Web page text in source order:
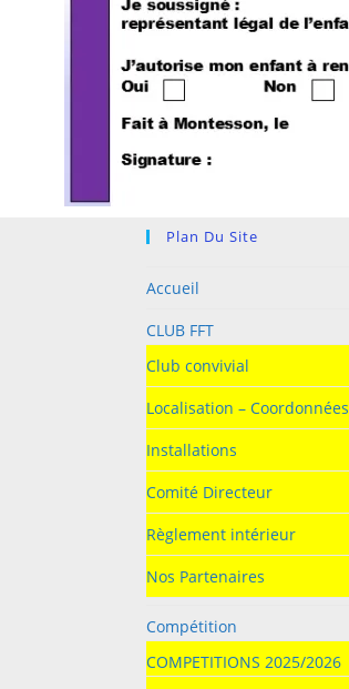
Plan Du Site
Accueil
CLUB FFT
Club convivial
Localisation – Coordonnées
Installations
Comité Directeur
Règlement intérieur
Nos Partenaires
Compétition
COMPETITIONS 2025/2026